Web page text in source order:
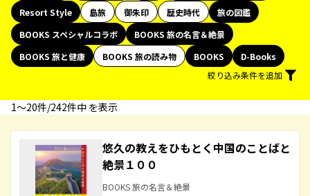
Resort Style
島旅 御朱印 歴史時代
旅の図鑑
BOOKS スペシャルコラボ
BOOKS 旅の名言＆絶景
BOOKS 旅と健康
BOOKS 旅の読み物 BOOKS
D-Books
絞り込み条件を追加
1〜20件/242件中 を表示
悠久の教えをひもとく中国のことばと
絶景１００
BOOKS 旅の名言＆絶景